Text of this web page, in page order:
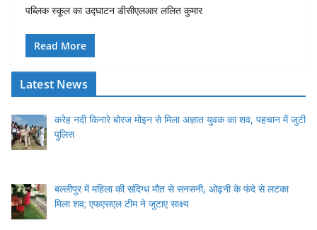
पब्लिक स्कूल का उद्घाटन डीसीएलआर ललित कुमार
Read More
Latest News
करेह नदी किनारे बोरज मोइन से मिला अज्ञात युवक का शव, पहचान में जुटी
पुलिस
बल्लीपुर में महिला की संदिग्ध मौत से सनसनी, ओढ़नी के फंदे से लटका
मिला शव; एफएसएल टीम ने जुटाए साक्ष्य